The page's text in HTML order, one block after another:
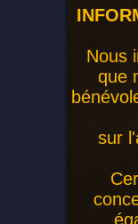
Nous
que
sur